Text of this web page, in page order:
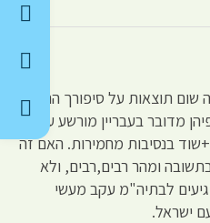
שום תוצאות על סיפורך התמוה.
מדובר בעבריין מורשע עקב
באילת+שוד בנסיבות מחמירות. האם זה
ומהר רבים,רבים, ולא
לבתיה"מ עקב מעשי
ישראל.